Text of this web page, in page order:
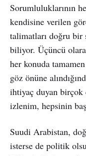
Sorumluluklarının
kendisine verilen
talimatları doğru bir
biliyor. Üçüncü
her konuda
göz önüne
ihtiyaç duyan
izlenim, hepsinin
Suudi Arabistan,
isterse de politik